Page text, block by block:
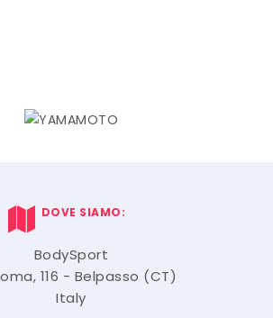
DOVE SIAMO:
BodySport
116 - Belpasso (CT)
Italy